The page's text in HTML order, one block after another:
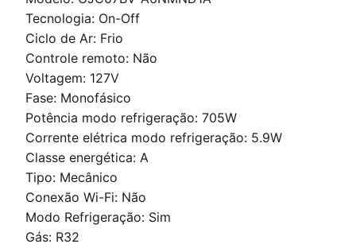
Tecnologia: On-Off
Ciclo de Ar: Frio
Controle remoto: Não
Voltagem: 127V
Fase: Monofásico
Potência modo refrigeração: 705W
Corrente elétrica modo refrigeração: 5.9W
Classe energética: A
Tipo: Mecânico
Conexão Wi-Fi: Não
Modo Refrigeração: Sim
Gás: R32